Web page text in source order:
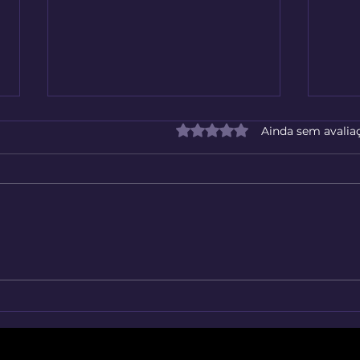
Avaliado com 0 de 5
Ainda sem